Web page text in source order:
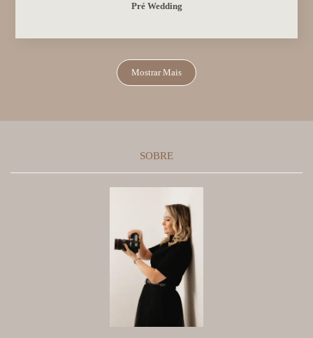
Pré Wedding
Mostrar Mais
SOBRE